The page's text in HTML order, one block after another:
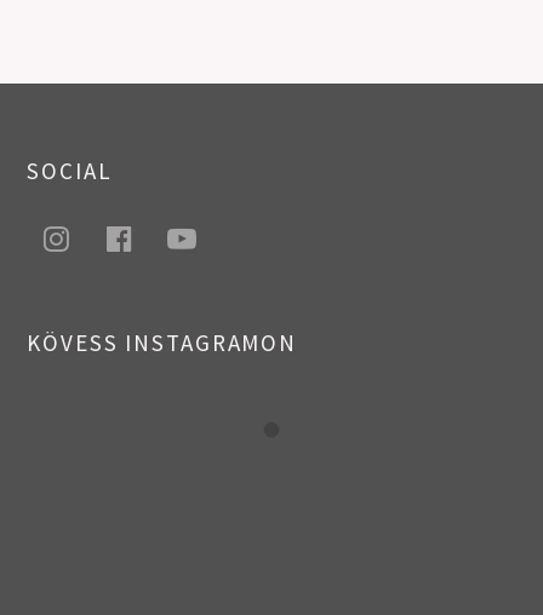
SOCIAL
instagram
facebookyoutube
KÖVESS INSTAGRAMON